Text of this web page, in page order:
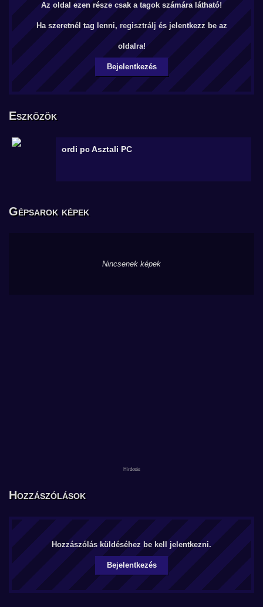
Az oldal ezen része csak a tagok számára látható!
Ha szeretnél tag lenni, regisztrálj és jelentkezz be az
oldalra!
Bejelentkezés
Eszközök
ordi pcAsztali PC
Gépsarok képek
Nincsenek képek
Hozzászólások
Hozzászólás küldéséhez be kell jelentkezni.
Bejelentkezés